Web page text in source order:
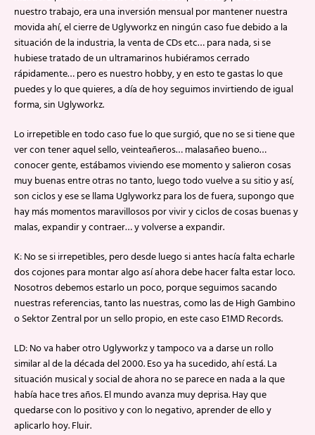
nuestro trabajo, era una inversión mensual por mantener nuestra
movida ahí, el cierre de Uglyworkz en ningún caso fue debido a la
situación de la industria, la venta de CDs etc… para nada, si se
hubiese tratado de un ultramarinos hubiéramos cerrado
rápidamente… pero es nuestro hobby, y en esto te gastas lo que
puedes y lo que quieres, a día de hoy seguimos invirtiendo de igual
forma, sin Uglyworkz.
Lo irrepetible en todo caso fue lo que surgió, que no se si tiene que
ver con tener aquel sello, veinteañeros… malasañeo bueno…
conocer gente, estábamos viviendo ese momento y salieron cosas
muy buenas entre otras no tanto, luego todo vuelve a su sitio y así,
son ciclos y ese se llama Uglyworkz para los de fuera, supongo que
hay más momentos maravillosos por vivir y ciclos de cosas buenas y
malas, expandir y contraer… y volverse a expandir.
K: No se si irrepetibles, pero desde luego si antes hacía falta echarle
dos cojones para montar algo así ahora debe hacer falta estar loco.
Nosotros debemos estarlo un poco, porque seguimos sacando
nuestras referencias, tanto las nuestras, como las de High Gambino
o Sektor Zentral por un sello propio, en este caso E1MD Records.
LD: No va haber otro Uglyworkz y tampoco va a darse un rollo
similar al de la década del 2000. Eso ya ha sucedido, ahí está. La
situación musical y social de ahora no se parece en nada a la que
había hace tres años. El mundo avanza muy deprisa. Hay que
quedarse con lo positivo y con lo negativo, aprender de ello y
aplicarlo hoy. Fluir.